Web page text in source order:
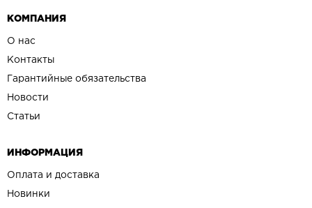
КОМПАНИЯ
О нас
Контакты
Гарантийные обязательства
Новости
Статьи
ИНФОРМАЦИЯ
Оплата и доставка
Новинки